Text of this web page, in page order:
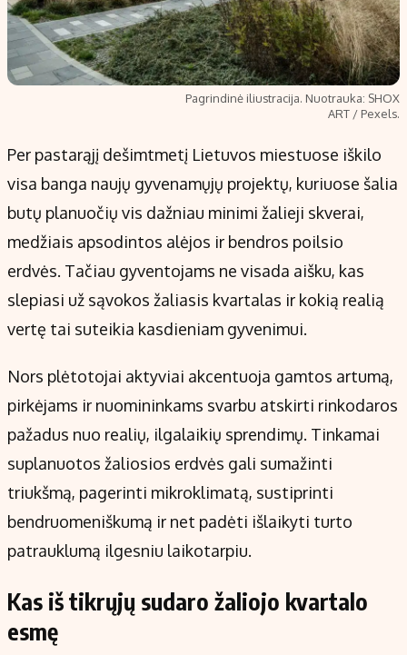
Redakcija
Apie mus
Turinio žymėjimo taisyklės
Kontaktai
Regionų naujienos
Indėlių palūkanos
Pagrindinė iliustracija. Nuotrauka: SHOX
ART / Pexels.
Per pastarąjį dešimtmetį Lietuvos miestuose iškilo
visa banga naujų gyvenamųjų projektų, kuriuose šalia
butų planuočių vis dažniau minimi žalieji skverai,
medžiais apsodintos alėjos ir bendros poilsio
erdvės. Tačiau gyventojams ne visada aišku, kas
slepiasi už sąvokos žaliasis kvartalas ir kokią realią
vertę tai suteikia kasdieniam gyvenimui.
Nors plėtotojai aktyviai akcentuoja gamtos artumą,
pirkėjams ir nuomininkams svarbu atskirti rinkodaros
pažadus nuo realių, ilgalaikių sprendimų. Tinkamai
suplanuotos žaliosios erdvės gali sumažinti
triukšmą, pagerinti mikroklimatą, sustiprinti
bendruomeniškumą ir net padėti išlaikyti turto
patrauklumą ilgesniu laikotarpiu.
Kas iš tikrųjų sudaro žaliojo kvartalo
esmę